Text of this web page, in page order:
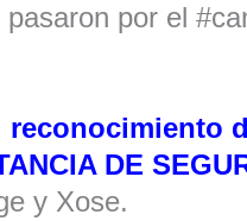
por el
DE
y Xose.